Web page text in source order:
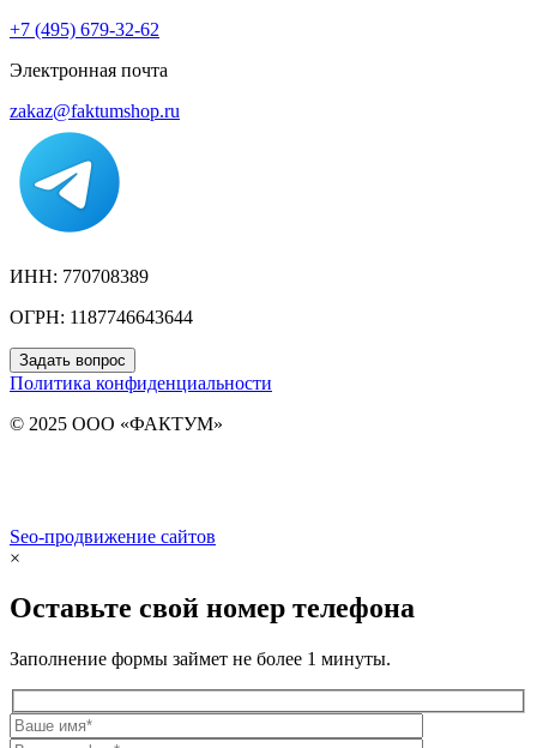
+7 (495) 679-32-62
Электронная почта
zakaz@faktumshop.ru
ИНН: 770708389
ОГРН: 1187746643644
Задать вопрос
Политика конфиденциальности
© 2025 ООО «ФАКТУМ»
Seo-продвижение сайтов
×
Оставьте свой номер телефона
Заполнение формы займет не более 1 минуты.